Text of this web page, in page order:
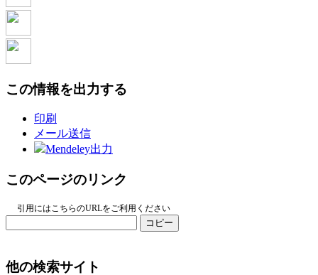
この情報を出力する
印刷
メール送信
Mendeley出力
このページのリンク
引用にはこちらのURLをご利用ください
コピー
他の検索サイト